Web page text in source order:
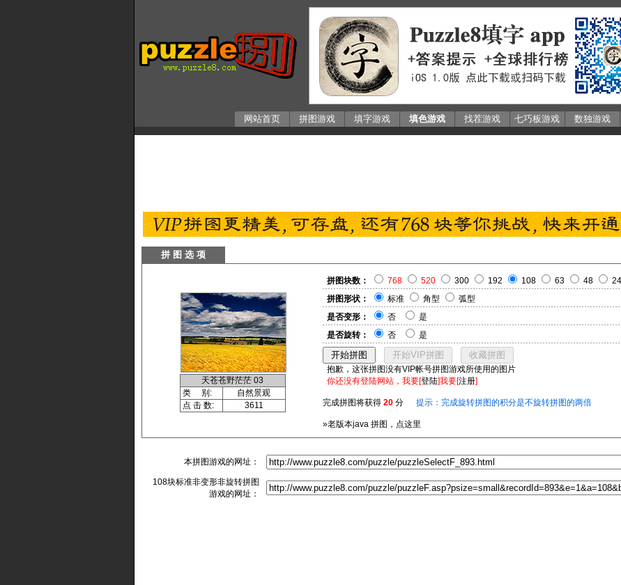
网站首页 拼图游戏 填字游戏 填色游戏 找茬游戏 七巧板游戏 数独游戏
拼 图 选 项
天苍苍野茫茫 03
类 别:
自然景观
点 击 数:
3611
拼图块数： 768 520 300 192 108 63 48
24
拼图形状：
标准 角型
弧型
是否变形：
否
是
是否旋转：
否 是
抱歉，这张拼图没有VIP帐号拼图游戏所使用的图片
你还没有登陆网站，我要[登陆]我要[注册]
完成拼图将获得 20 分 提示：完成旋转拼图的积分是不旋转拼图的两倍
»老版本java 拼图，点这里
本拼图游戏的网址：
108块标准非变形非旋转拼图
游戏的网址：